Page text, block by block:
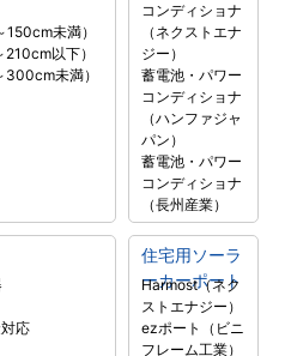
未満）
以下）
未満）
コンディショナ
（ネクストエナ
ジー）
蓄電池・パワー
コンディショナ
（ハンファジャ
パン）
蓄電池・パワー
コンディショナ
（長州産業）
応
住宅用ソーラ
ーカーポート
Harmost（ネク
ストエナジー）
ezポート（ビニ
フレーム工業）